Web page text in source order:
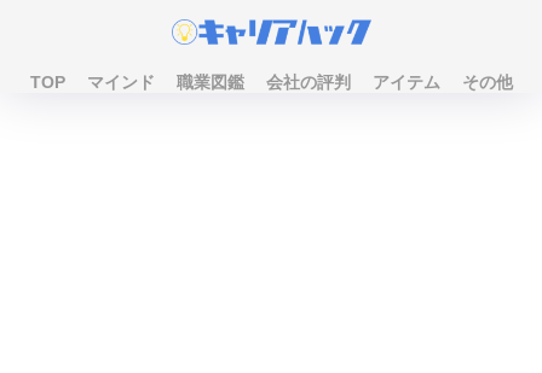
TOP マインド 職業図鑑 会社の評判 アイテム その他